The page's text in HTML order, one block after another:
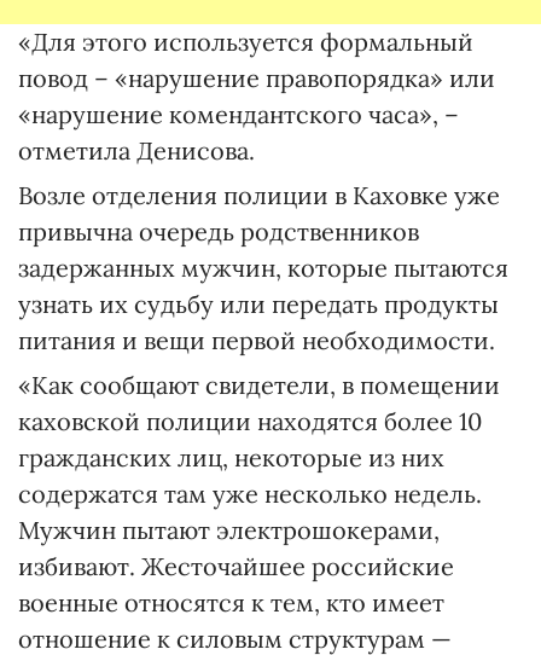
«Для этого используется формальный
повод – «нарушение правопорядка» или
«нарушение комендантского часа», –
отметила Денисова.
Возле отделения полиции в Каховке уже
привычна очередь родственников
задержанных мужчин, которые пытаются
узнать их судьбу или передать продукты
питания и вещи первой необходимости.
«Как сообщают свидетели, в помещении
каховской полиции находятся более 10
гражданских лиц, некоторые из них
содержатся там уже несколько недель.
Мужчин пытают электрошокерами,
избивают. Жесточайшее российские
военные относятся к тем, кто имеет
отношение к силовым структурам —